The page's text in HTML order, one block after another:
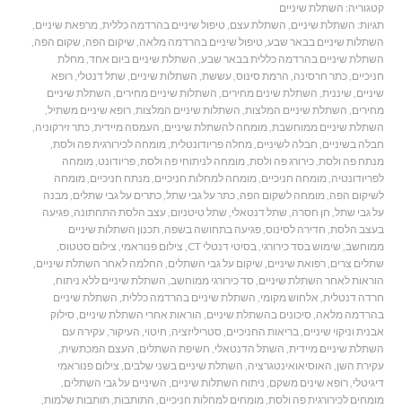
קטגוריה: השתלת שיניים
תגיות: השתלת שיניים, השתלת עצם, טיפול שיניים בהרדמה כללית,מרפאת שיניים,
השתלות שיניים בבאר שבע, טיפול שיניים בהרדמה מלאה, שיקום הפה, שקום הפה,
השתלת שיניים בהרדמה כללית בבאר שבע, השתלת שיניים ביום אחד,מחלת
חניכיים,כתר חרסינה, הרמת סינוס,עששת, השתלות שיניים, שתל דנטלי,רופא
שיניים, שיננית, השתלת שינים מחירים, השתלות שיניים מחירים, השתלת שיניים
מחירים, השתלת שיניים המלצות, השתלות שיניים המלצות,רופא שיניים משתיל,
השתלת שיניים ממוחשבת,מומחה להשתלת שיניים, העמסה מיידית,כתר זירקוניה,
חבלה בשיניים, חבלה לשיניים,מחלה פריודונטלית,מומחה לכירורגית פה ולסת,
מנתח פה ולסת,כירורג פה ולסת,מומחה לניתוחי פה ולסת,פריודונט,מומחה
לפריודונטיה,מומחה חניכיים,מומחה למחלות חניכיים,מנתח חניכיים,מומחה
לשיקום הפה,מומחה לשקום הפה,כתר על גבי שתל,כתרים על גבי שתלים,מבנה
על גבי שתל, חן חסרה, שתל דנטאלי, שתל טיטניום,עצב הלסת התחתונה,פגיעה
בעצב הלסת, חדירה לסינוס,פגיעה בתחושה בשפה,תכנון השתלות שיניים
ממוחשב, שימוש בסד כירורגי,בסיטי דנטלי CT , צילום פנוראמי, צילום סטטוס,
שתלים צרים,רפואת שיניים, שיקום על גבי השתלים, החלמה לאחר השתלת שיניים,
הוראות לאחר השתלת שיניים, סד כירורגי ממוחשב, השתלת שיניים ללא ניתוח,
חרדה דנטלית, אלחוש מקומי, השתלת שיניים בהרדמה כללית, השתלת שיניים
בהרדמה מלאה, סיכונים בהשתלת שיניים, הוראות אחרי השתלת שיניים, סילוק
אבנית וניקוי שיניים,בריאות החניכיים, סטריליזציה, חיטוי, העיקור,עקירה עם
השתלת שיניים מיידית, השתל הדנטאלי, חשיפת השתלים, העצם המכתשית,
עקירת השן, האוסיאואינטגרציה, השתלת שיניים בשני שלבים, צילום פנוראמי
דיגיטלי,רופא שינים משקם, ניתוח השתלות שיניים, השיניים על גבי השתלים,
מומחים לכירורגית פה ולסת,מומחים למחלות חניכיים, התותבות,תותבות שלמות,